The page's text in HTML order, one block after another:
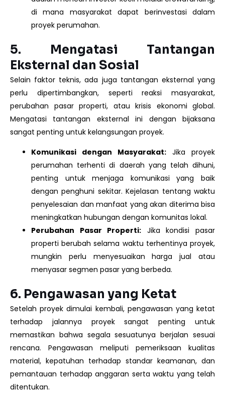
di mana masyarakat dapat berinvestasi dalam
proyek perumahan.
5. Mengatasi Tantangan
Eksternal dan Sosial
Selain faktor teknis, ada juga tantangan eksternal yang
perlu dipertimbangkan, seperti reaksi masyarakat,
perubahan pasar properti, atau krisis ekonomi global.
Mengatasi tantangan eksternal ini dengan bijaksana
sangat penting untuk kelangsungan proyek.
Komunikasi dengan Masyarakat: Jika proyek
perumahan terhenti di daerah yang telah dihuni,
penting untuk menjaga komunikasi yang baik
dengan penghuni sekitar. Kejelasan tentang waktu
penyelesaian dan manfaat yang akan diterima bisa
meningkatkan hubungan dengan komunitas lokal.
Perubahan Pasar Properti: Jika kondisi pasar
properti berubah selama waktu terhentinya proyek,
mungkin perlu menyesuaikan harga jual atau
menyasar segmen pasar yang berbeda.
6. Pengawasan yang Ketat
Setelah proyek dimulai kembali, pengawasan yang ketat
terhadap jalannya proyek sangat penting untuk
memastikan bahwa segala sesuatunya berjalan sesuai
rencana. Pengawasan meliputi pemeriksaan kualitas
material, kepatuhan terhadap standar keamanan, dan
pemantauan terhadap anggaran serta waktu yang telah
ditentukan.